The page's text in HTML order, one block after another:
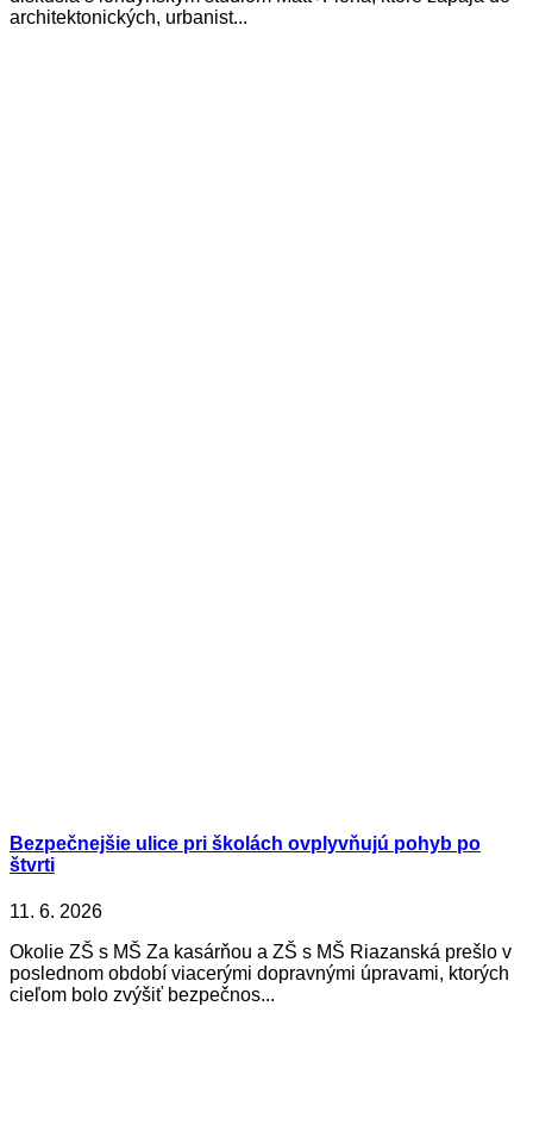
architektonických, urbanist...
Bezpečnejšie ulice pri školách ovplyvňujú pohyb po
štvrti
11. 6. 2026
Okolie ZŠ s MŠ Za kasárňou a ZŠ s MŠ Riazanská prešlo v
poslednom období viacerými dopravnými úpravami, ktorých
cieľom bolo zvýšiť bezpečnos...